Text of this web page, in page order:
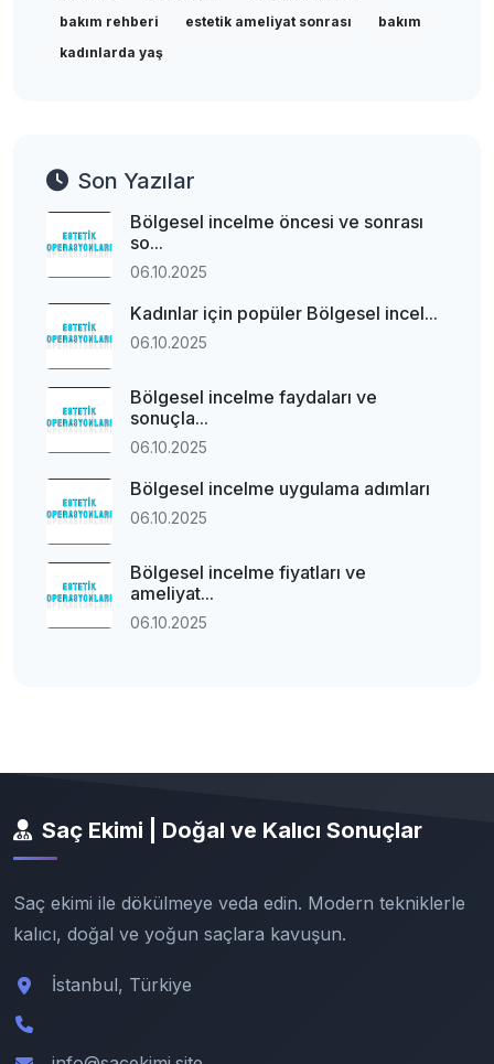
bakım rehberi
estetik ameliyat sonrası
bakım
kadınlarda yaş
Son Yazılar
Bölgesel incelme öncesi ve sonrası
so...
06.10.2025
Kadınlar için popüler Bölgesel incel...
06.10.2025
Bölgesel incelme faydaları ve
sonuçla...
06.10.2025
Bölgesel incelme uygulama adımları
06.10.2025
Bölgesel incelme fiyatları ve
ameliyat...
06.10.2025
Saç Ekimi | Doğal ve Kalıcı Sonuçlar
Saç ekimi ile dökülmeye veda edin. Modern tekniklerle
kalıcı, doğal ve yoğun saçlara kavuşun.
İstanbul, Türkiye